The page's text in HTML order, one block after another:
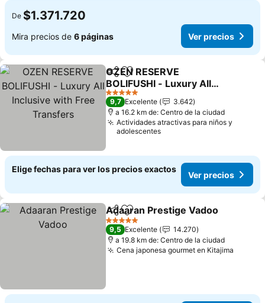
De $1.371.720
Mira precios de 6 páginas Ver precios
CompartirAgregar a favoritos
OZEN RESERVE
BOLIFUSHI - Luxury All
Inclusive with Free
Transfers
5 Estrellas
9,7 Excelente
3.642
a 16.2 km de: Centro de la ciudad
Actividades atractivas para niños y
adolescentes
Elige fechas para ver los precios exactos
Ver precios
CompartirAgregar a favoritos
Adaaran Prestige Vadoo
5 Estrellas
9,5 Excelente
14.270
a 19.8 km de: Centro de la ciudad
Cena japonesa gourmet en Kitajima